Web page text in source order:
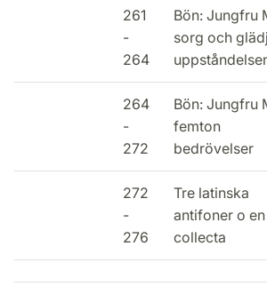
261
-
264
Bön: Jungfru
sorg och
264
-
272
Bön: Jungfru
femton
bedrövelser
272
-
276
Tre latinska
antifoner o en
collecta